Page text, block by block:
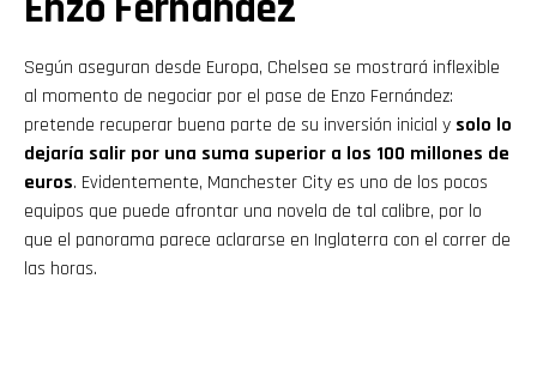
Según aseguran desde Europa, Chelsea se mostrará inflexible
al momento de negociar por el pase de Enzo Fernández:
pretende recuperar buena parte de su inversión inicial y solo lo
dejaría salir por una suma superior a los 100 millones de
euros. Evidentemente, Manchester City es uno de los pocos
equipos que puede afrontar una novela de tal calibre, por lo
que el panorama parece aclararse en Inglaterra con el correr de
las horas.